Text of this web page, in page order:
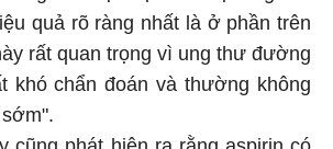
quả rõ ràng nhất là ở phần trên
rất quan trọng vì ung thư đường
khó chẩn đoán và thường không
cũng phát hiện ra rằng aspirin có